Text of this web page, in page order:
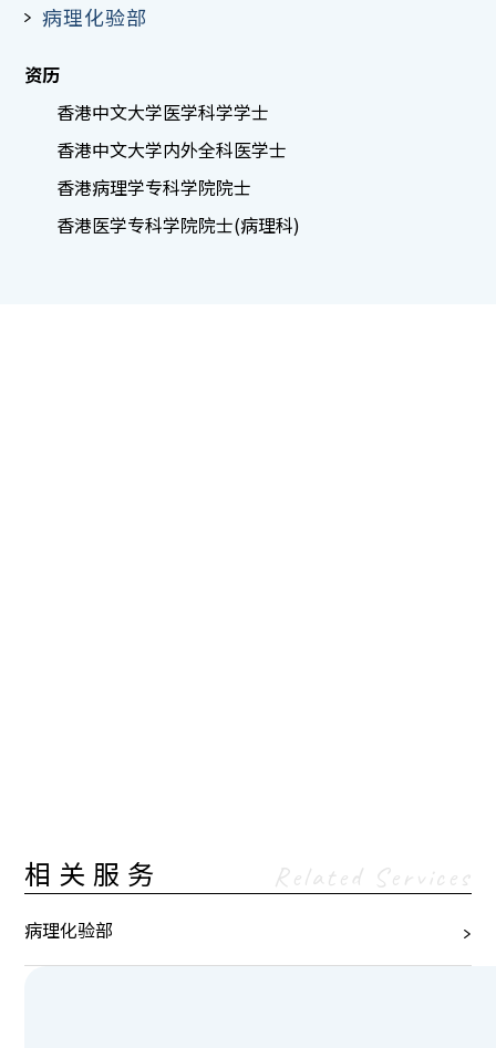
病理化验部
资历
香港中文大学医学科学学士
香港中文大学内外全科医学士
香港病理学专科学院院士
香港医学专科学院院士(病理科)
相关服务 Related Services
病理化验部